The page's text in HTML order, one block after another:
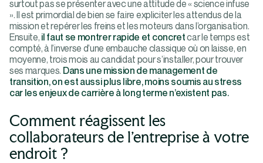
surtout pas se présenter avec une attitude de « science infuse
». Il est primordial de bien se faire expliciter les attendus de la
mission et repérer les freins et les moteurs dans l’organisation.
Ensuite, il faut se montrer rapide et concretcar le temps est
compté, à l’inverse d’une embauche classique où on laisse, en
moyenne, trois mois au candidat pour s’installer, pour trouver
ses marques. Dans une mission de management de
transition, on est aussi plus libre, moins soumis au stress
car les enjeux de carrière à long terme n’existent pas.
Comment réagissent les
collaborateurs de l’entreprise à votre
endroit ?